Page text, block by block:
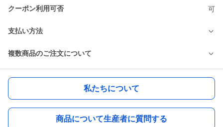
クーポン利用可否 可
支払い方法
複数商品のご注文について
私たちについて
商品について生産者に質問する